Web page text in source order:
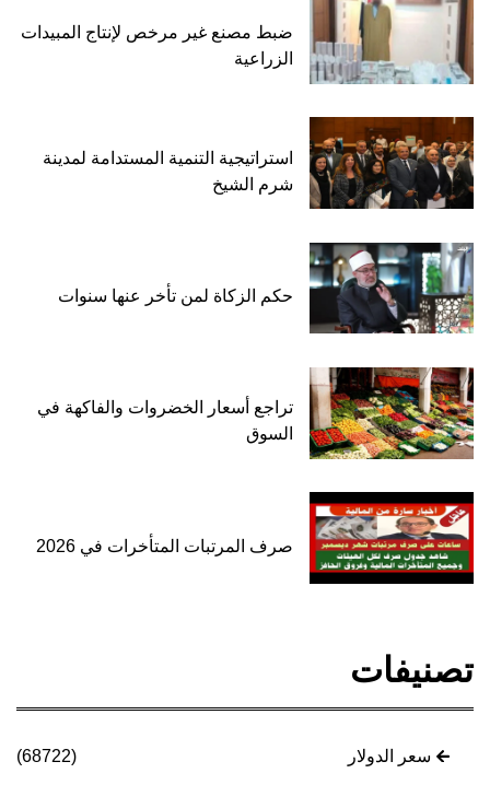
ضبط مصنع غير مرخص لإنتاج المبيدات
الزراعية
استراتيجية التنمية المستدامة لمدينة
شرم الشيخ
حكم الزكاة لمن تأخر عنها سنوات
تراجع أسعار الخضروات والفاكهة في
السوق
صرف المرتبات المتأخرات في 2026
تصنيفات
سعر الدولار (68722)